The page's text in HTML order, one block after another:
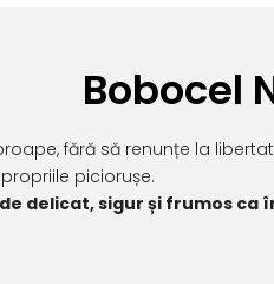
Bobocel
fără să renunțe la
piciorușe.
delicat, sigur și frumos ca